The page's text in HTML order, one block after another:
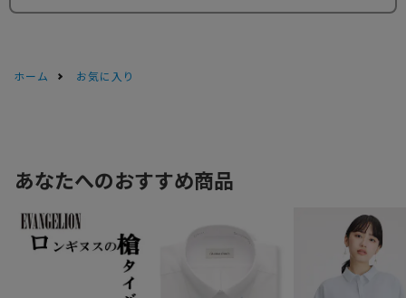
ホーム お気に入り